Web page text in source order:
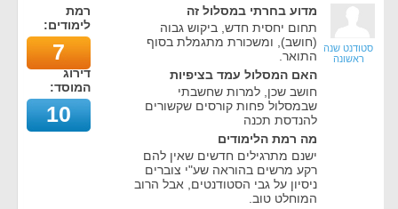
סטודנט שנה
ראשונה
מדוע בחרתי במסלול זה
תחום יחסית חדש, ביקוש גבוה
(חושב), ומשכורת מתגמלת בסוף
התואר.
האם המסלול עמד בציפיות
חושב שכן, למרות שחשבתי
שבמסלול פחות קורסים שקשורים
להנדסת תכנה
מה רמת הלימודים
ישנם מתרגילים חדשים שאין להם
רקע מרשים בהוראה שע"י צוברים
ניסיון על גבי הסטודנטים, אבל הרוב
המוחלט טוב.
רמת
לימודים:
7
דירוג
המוסד:
10